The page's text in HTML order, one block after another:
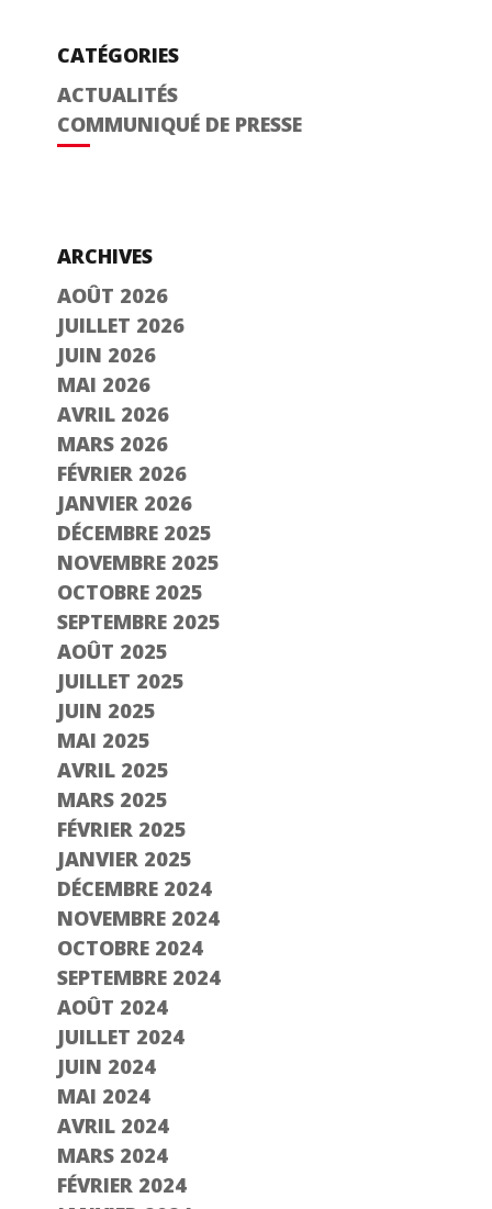
CATÉGORIES
ACTUALITÉS
COMMUNIQUÉ DE PRESSE
ARCHIVES
AOÛT 2026
JUILLET 2026
JUIN 2026
MAI 2026
AVRIL 2026
MARS 2026
FÉVRIER 2026
JANVIER 2026
DÉCEMBRE 2025
NOVEMBRE 2025
OCTOBRE 2025
SEPTEMBRE 2025
AOÛT 2025
JUILLET 2025
JUIN 2025
MAI 2025
AVRIL 2025
MARS 2025
FÉVRIER 2025
JANVIER 2025
DÉCEMBRE 2024
NOVEMBRE 2024
OCTOBRE 2024
SEPTEMBRE 2024
AOÛT 2024
JUILLET 2024
JUIN 2024
MAI 2024
AVRIL 2024
MARS 2024
FÉVRIER 2024